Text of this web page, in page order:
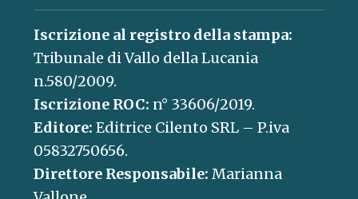
Iscrizione al registro della stampa:
Tribunale di Vallo della Lucania
n.580/2009.
Iscrizione ROC: n° 33606/2019.
Editore: Editrice Cilento SRL – P.iva
05832750656.
Direttore Responsabile: Marianna